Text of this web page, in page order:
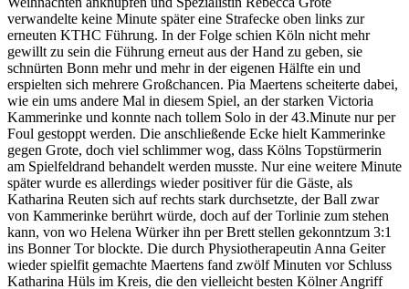
verwandelte keine Minute später eine Strafecke oben links zur
erneuten KTHC Führung. In der Folge schien Köln nicht mehr
gewillt zu sein die Führung erneut aus der Hand zu geben, sie
schnürten Bonn mehr und mehr in der eigenen Hälfte ein und
erspielten sich mehrere Großchancen. Pia Maertens scheiterte dabei,
wie ein ums andere Mal in diesem Spiel, an der starken Victoria
Kammerinke und konnte nach tollem Solo in der 43.Minute nur per
Foul gestoppt werden. Die anschließende Ecke hielt Kammerinke
gegen Grote, doch viel schlimmer wog, dass Kölns Topstürmerin
am Spielfeldrand behandelt werden musste. Nur eine weitere Minute
später wurde es allerdings wieder positiver für die Gäste, als
Katharina Reuten sich auf rechts stark durchsetzte, der Ball zwar
von Kammerinke berührt würde, doch auf der Torlinie zum stehen
kann, von wo Helena Würker ihn per Brett stellen gekonntzum 3:1
ins Bonner Tor blockte. Die durch Physiotherapeutin Anna Geiter
wieder spielfit gemachte Maertens fand zwölf Minuten vor Schluss
Katharina Hüls im Kreis, die den vielleicht besten Kölner Angriff